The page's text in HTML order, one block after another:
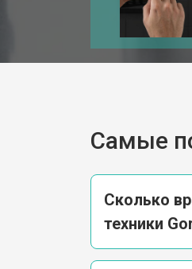
Самые
Сколько
техники